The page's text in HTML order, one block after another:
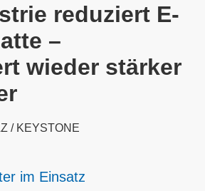
reduziert E-
–
wieder stärker
im Einsatz